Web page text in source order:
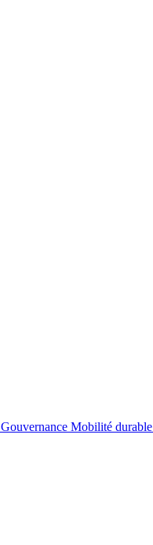
Gouvernance Mobilité durable